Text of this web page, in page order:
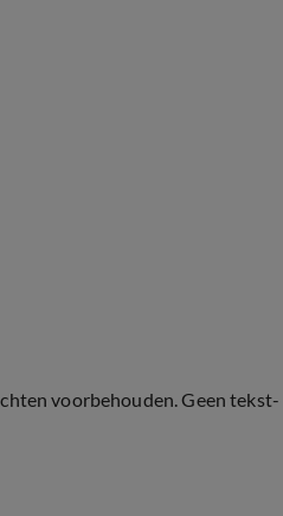
voorbehouden. Geen tekst-